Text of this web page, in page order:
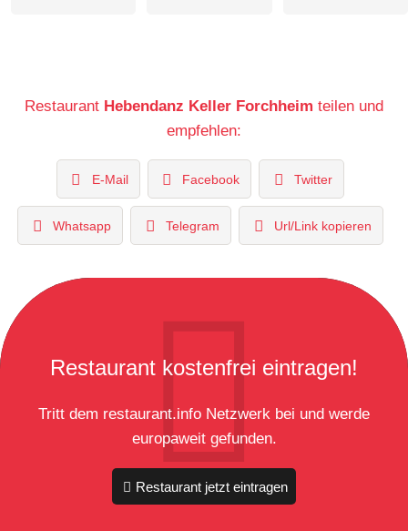
Restaurant Hebendanz Keller Forchheim teilen und
empfehlen:
E-Mail Facebook Twitter
Whatsapp Telegram Url/Link kopieren
Restaurant kostenfrei eintragen!
Tritt dem restaurant.info Netzwerk bei und werde
europaweit gefunden.
Restaurant jetzt eintragen